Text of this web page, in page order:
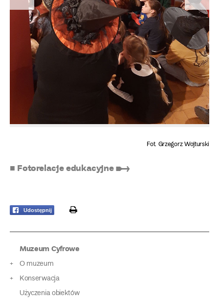
Fot. Grzegorz Wojturski
■ Fotorelacje edukacyjne ➸
Udostępnij print
Muzeum Cyfrowe
O muzeum
Konserwacja
Użyczenia obiektów